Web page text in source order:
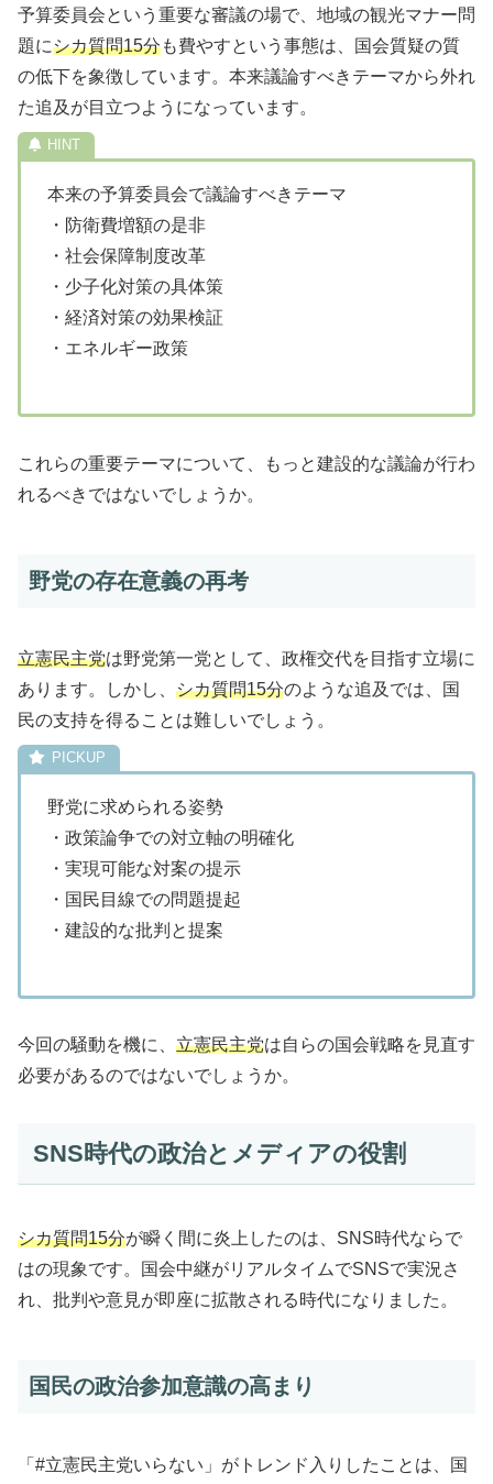
予算委員会という重要な審議の場で、地域の観光マナー問
題にシカ質問15分も費やすという事態は、国会質疑の質
の低下を象徴しています。本来議論すべきテーマから外れ
た追及が目立つようになっています。
本来の予算委員会で議論すべきテーマ
・防衛費増額の是非
・社会保障制度改革
・少子化対策の具体策
・経済対策の効果検証
・エネルギー政策
これらの重要テーマについて、もっと建設的な議論が行わ
れるべきではないでしょうか。
野党の存在意義の再考
立憲民主党は野党第一党として、政権交代を目指す立場に
あります。しかし、 シカ質問15分のような追及では、国
民の支持を得ることは難しいでしょう。
野党に求められる姿勢
・政策論争での対立軸の明確化
・実現可能な対案の提示
・国民目線での問題提起
・建設的な批判と提案
今回の騒動を機に、 立憲民主党は自らの国会戦略を見直す
必要があるのではないでしょうか。
SNS時代の政治とメディアの役割
シカ質問15分が瞬く間に炎上したのは、SNS時代ならで
はの現象です。国会中継がリアルタイムでSNSで実況さ
れ、批判や意見が即座に拡散される時代になりました。
国民の政治参加意識の高まり
「#立憲民主党いらない」がトレンド入りしたことは、国